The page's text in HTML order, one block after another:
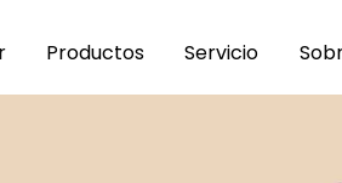
Productos Servicio